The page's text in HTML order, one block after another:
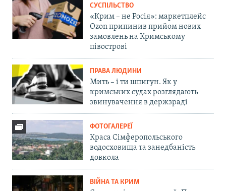
СУСПІЛЬСТВО
«Крим – не Росія»: маркетплейс
Ozon припинив прийом нових
замовлень на Кримському
півострові
ПРАВА ЛЮДИНИ
Мить – і ти шпигун. Як у
кримських судах розглядають
звинувачення в держзраді
ФОТОГАЛЕРЕЇ
Краса Сімферопольського
водосховища та занедбаність
довкола
ВІЙНА ТА КРИМ